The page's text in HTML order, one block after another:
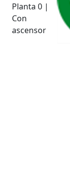
Planta 0 |
Con
ascensor